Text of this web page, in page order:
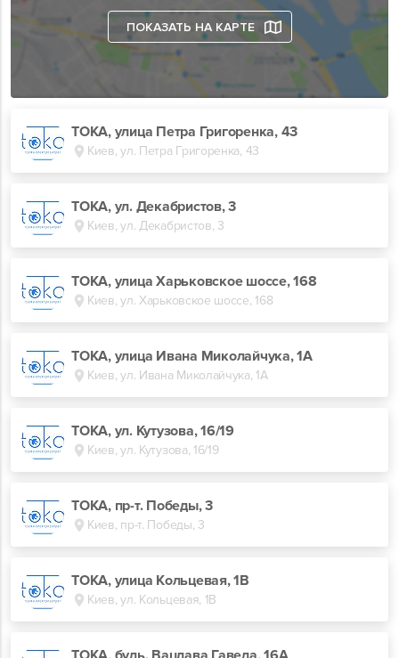
ПОКАЗАТЬ НА КАРТЕ
ТОКА, улица Петра Григоренка, 43
Киев, ул. Петра Григоренка, 43
ТОКА, ул. Декабристов, 3
Киев, ул. Декабристов, 3
TOKA, улица Харьковское шоссе, 168
Киев, ул. Харьковское шоссе, 168
ТОКА, улица Ивана Миколайчука, 1А
Киев, ул. Ивана Миколайчука, 1А
ТОКА, ул. Кутузова, 16/19
Киев, ул. Кутузова, 16/19
ТОКА, пр-т. Победы, 3
Киев, пр-т. Победы, 3
ТОКА, улица Кольцевая, 1В
Киев, ул. Кольцевая, 1В